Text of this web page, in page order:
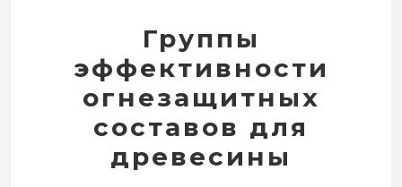
Группы
эффективности
огнезащитных
составов для
древесины